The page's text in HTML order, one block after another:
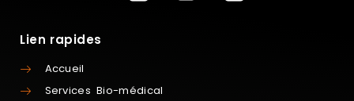
Lien rapides
Accueil
Services Bio-médical